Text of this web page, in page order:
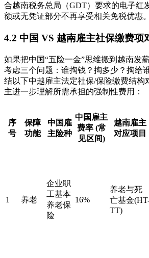
合越南税务总局（GDT）要求的电子红
额或无凭证部分不再享受相关免税优惠。
4.2 中国 VS 越南雇主社保缴费项
如果把中国“五险一金”思维搬到越南发
考虑三个问题：谁掏钱？掏多少？掏给
结以下中越雇主法定社保/保险缴费结构
主进一步理解所需承担的强制性费用：
序
号
保障
功能
中国雇
主险种
中国雇主
费率 (常
见区间)
越南雇主
对应项目
1 养老
企业职
工基本
养老保
险
16%
养老与死
亡基金
TT)